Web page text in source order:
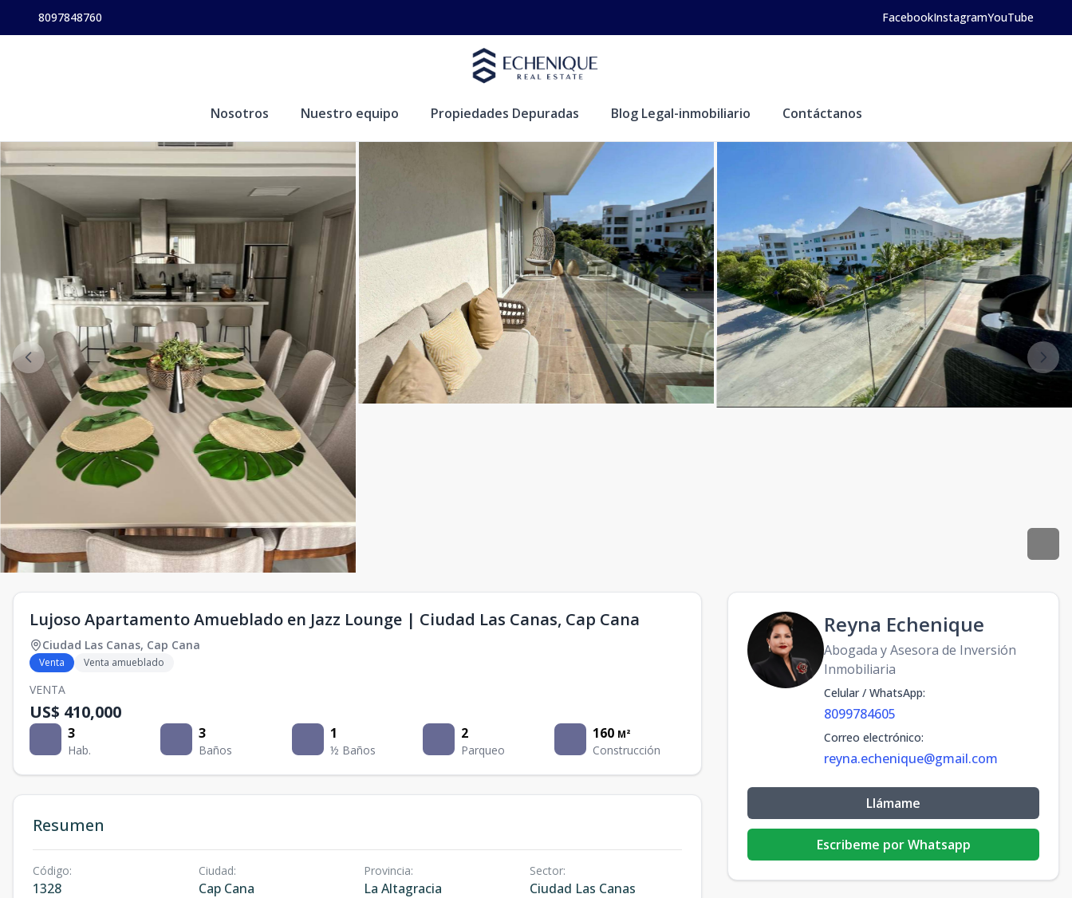
8097848760 FacebookInstagramYouTube
Nosotros Nuestro equipo Propiedades Depuradas Blog Legal-inmobiliario Contáctanos
Lujoso Apartamento Amueblado en Jazz Lounge | Ciudad Las Canas, Cap Cana
Ciudad Las Canas, Cap Cana
Venta Venta amueblado
VENTA
US$ 410,000
3
Hab.
3
Baños
1
½ Baños
2
Parqueo
160 M²
Construcción
Resumen
Código:
1328
Ciudad:
Cap Cana
Provincia:
La Altagracia
Sector:
Ciudad Las Canas
Reyna Echenique
Abogada y Asesora de Inversión
Inmobiliaria
Celular / WhatsApp:
8099784605
Correo electrónico:
reyna.echenique@gmail.com
Llámame
Escribeme por Whatsapp